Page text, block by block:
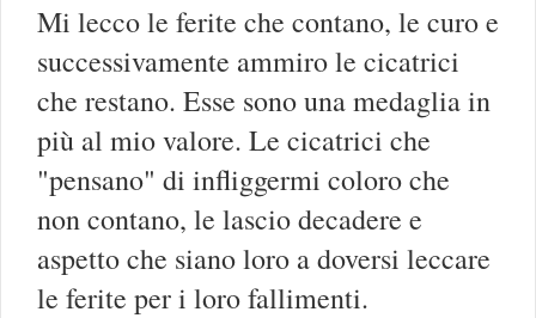
Mi lecco le ferite che contano, le curo e
successivamente ammiro le cicatrici
che restano. Esse sono una medaglia in
più al mio valore. Le cicatrici che
"pensano" di infliggermi coloro che
non contano, le lascio decadere e
aspetto che siano loro a doversi leccare
le ferite per i loro fallimenti.